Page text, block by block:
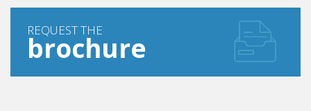
REQUEST THE
brochure